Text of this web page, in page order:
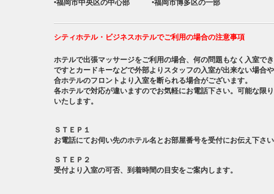
•福岡市中央区の中心部 •福岡市博多区の一部
シティホテル・ビジネスホテルでご利用の場合の注意事項
ホテルで出張マッサージをご利用の場合、何の問題もなく入室で
ですとカードキーなどで外部よりスタッフの入室が出来ない場合
合ホテルのフロントより入室を断られる場合がございます。
各ホテルで対応が違いますのでお気軽にお電話下さい。可能な限
いたします。
ＳＴＥＰ１
お電話にてお伺い先のホテル名とお部屋番号を受付にお伝え下さ
ＳＴＥＰ２
受付より入室の可否、到着時間の目安をご案内します。